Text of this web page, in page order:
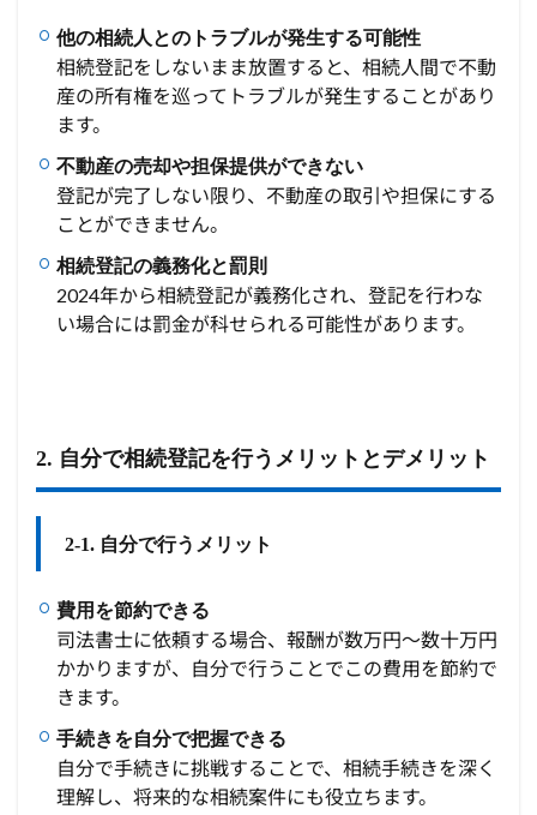
他の相続人とのトラブルが発生する可能性
相続登記をしないまま放置すると、相続人間で不動
産の所有権を巡ってトラブルが発生することがあり
ます。
不動産の売却や担保提供ができない
登記が完了しない限り、不動産の取引や担保にする
ことができません。
相続登記の義務化と罰則
2024年から相続登記が義務化され、登記を行わな
い場合には罰金が科せられる可能性があります。
2. 自分で相続登記を行うメリットとデメリット
2-1. 自分で行うメリット
費用を節約できる
司法書士に依頼する場合、報酬が数万円〜数十万円
かかりますが、自分で行うことでこの費用を節約で
きます。
手続きを自分で把握できる
自分で手続きに挑戦することで、相続手続きを深く
理解し、将来的な相続案件にも役立ちます。